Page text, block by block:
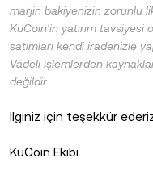
marjin bakiyenizin zorunlu
KuCoin'in yatırım tavsiyesi
satımları kendi iradenizle
Vadeli işlemlerden
değildir.
İlginiz için teşekkür
KuCoin Ekibi